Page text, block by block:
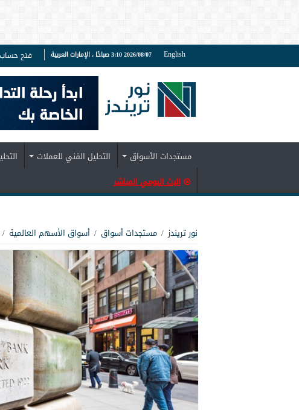
English 2026/08/07 3:10 صباحًا ، الإمارات العربية فتح
مستجدات الأسواق التحليل الفني للعملات
البث اليومي المباشر
نور تريندز / مستجدات أسواق / أسواق الأسهم العالمية /